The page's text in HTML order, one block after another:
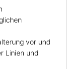
vor und
Linien und